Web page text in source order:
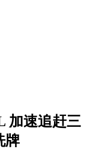
加速追赶三
牌